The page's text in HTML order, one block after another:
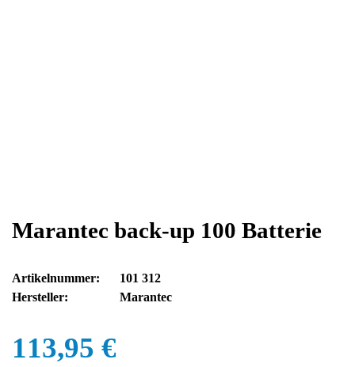
Marantec back-up 100 Batterie
Artikelnummer:
101 312
Hersteller:
Marantec
113,95 €